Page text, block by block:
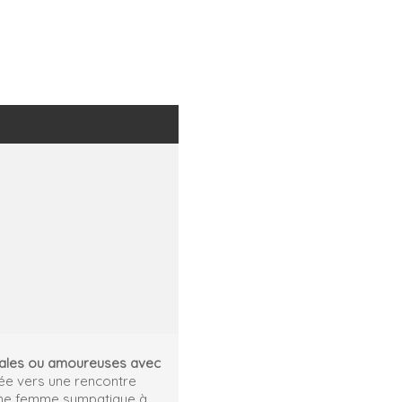
ou amoureuses avec
vers une rencontre